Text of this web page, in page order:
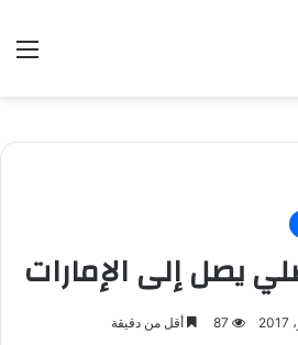
يصل إلى الإمارات
87 أقل من دقيقة